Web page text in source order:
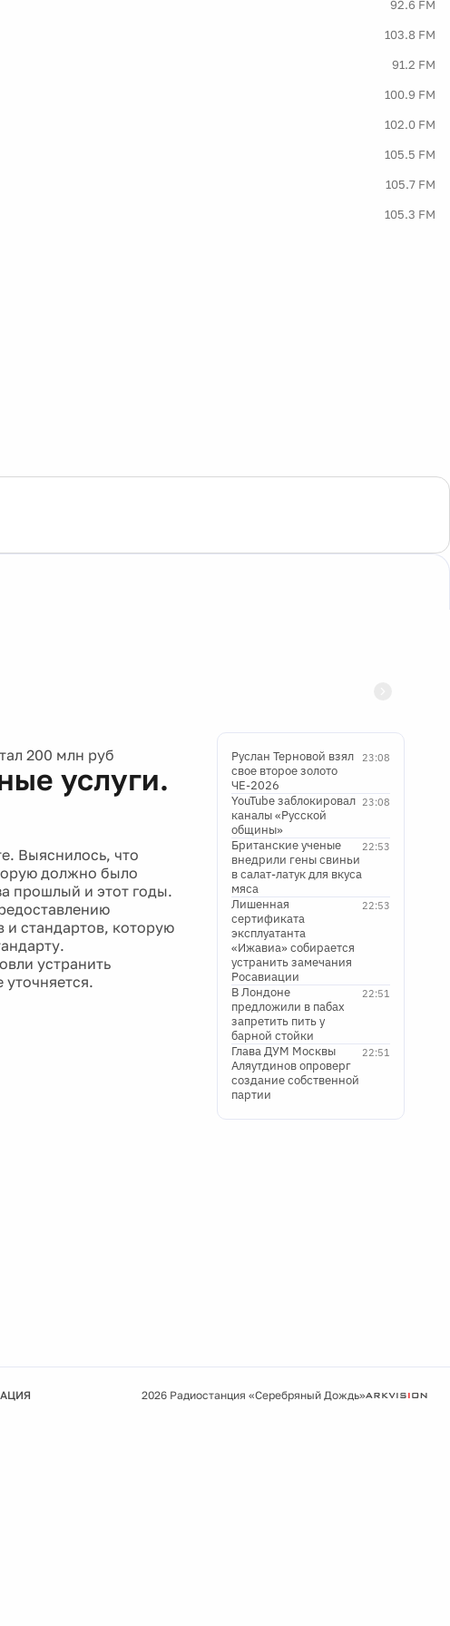
92.6 FM
103.8 FM
91.2 FM
100.9 FM
102.0 FM
105.5 FM
105.7 FM
105.3 FM
200 млн руб
услуги.
Выяснилось, что
должно было
прошлый и этот годы.
и стандартов, которую
устранить
23:08
Руслан Терновой взял
свое второе золото
ЧЕ-2026
23:08
YouTube заблокировал
каналы «Русской
общины»
22:53
Британские ученые
внедрили гены свиньи
в салат-латук для вкуса
мяса
22:53
Лишенная
сертификата
эксплуатанта
«Ижавиа» собирается
устранить замечания
Росавиации
22:51
В Лондоне
предложили в пабах
запретить пить у
барной стойки
22:51
Глава ДУМ Москвы
Аляутдинов опроверг
создание собственной
партии
2026 Радиостанция «Серебряный Дождь»